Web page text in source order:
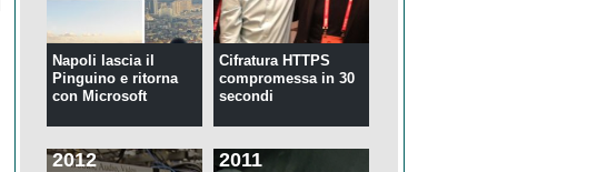
Napoli lascia il
Pinguino e ritorna
con Microsoft
Cifratura HTTPS
compromessa in 30
secondi
2012 2011